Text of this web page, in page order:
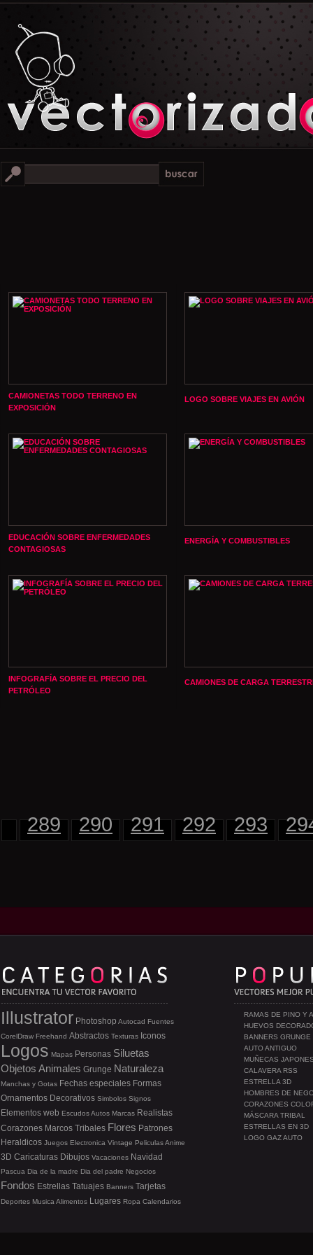
CAMIONETAS TODO TERRENO EN
EXPOSICIÓN
LOGO SOBRE VIAJES EN AVIÓN
EDUCACIÓN SOBRE ENFERMEDADES
CONTAGIOSAS
ENERGÍA Y COMBUSTIBLES
INFOGRAFÍA SOBRE EL PRECIO DEL
PETRÓLEO
CAMIONES DE CARGA
289 290 291 292 293
RAMAS DE PINO Y
HUEVOS
BANNERS GRUNGE
AUTO ANTIGUO
MUÑECAS
CALAVERA RSS
ESTRELLA 3D
HOMBRES DE
CORAZONES
MÁSCARA TRIBAL
ESTRELLAS EN 3D
LOGO GAZ AUTO
Illustrator Photoshop Autocad Fuentes
CorelDraw Freehand Abstractos Texturas Iconos
Logos Mapas Personas Siluetas
Objetos Animales Grunge Naturaleza
Manchas y Gotas Fechas especiales Formas
Ornamentos Decorativos Simbolos Signos
Elementos web EscudosAutos Marcas Realistas
Corazones Marcos Tribales Flores Patrones
Heraldicos Juegos Electronica Vintage PeliculasAnime
3D Caricaturas Dibujos Vacaciones Navidad
Pascua Dia de la madre Dia del padre Negocios
Fondos Estrellas Tatuajes Banners Tarjetas
Deportes Musica Alimentos Lugares Ropa Calendarios